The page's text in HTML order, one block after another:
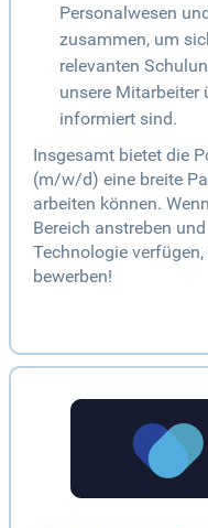
Personalwesen
zusammen, um
relevanten
unsere Mitarbeiter
informiert sind.
Insgesamt bietet die
(m/w/d) eine breite
arbeiten können.
Bereich anstreben
Technologie
bewerben!